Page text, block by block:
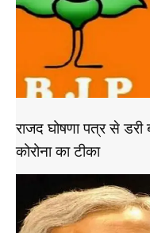
राजद घोषणा पत्र से
कोरोना का टीका